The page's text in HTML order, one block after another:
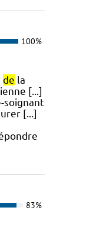
100%
de la
[...]
soignant
[...]
83%